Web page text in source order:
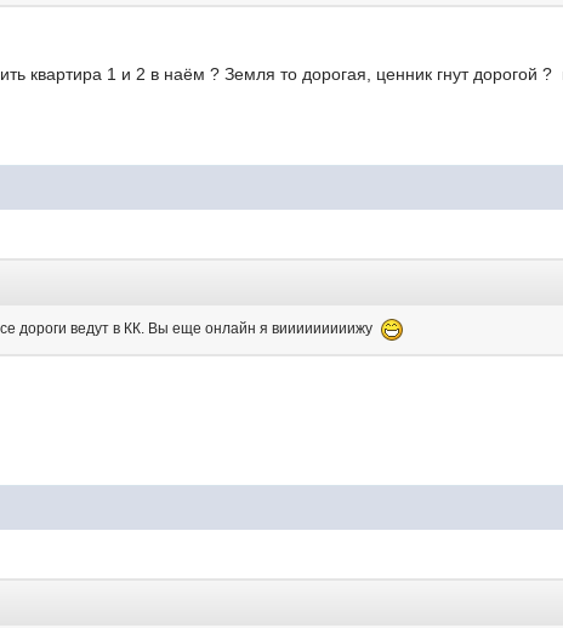
квартира 1 и 2 в наём ? Земля то дорогая, ценник гнут дорогой ?
дороги ведут в КК. Вы еще онлайн я вииииииииижу